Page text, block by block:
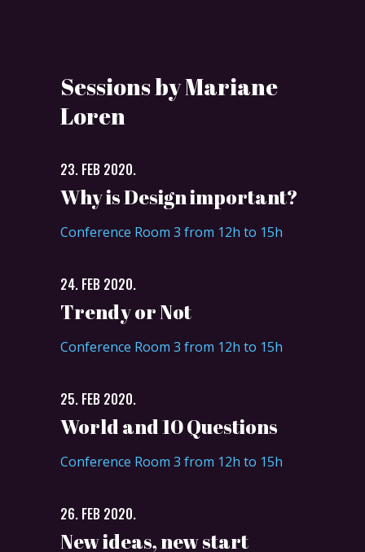
Sessions by Mariane
Loren
23. FEB 2020.
Why is Design important?
Conference Room 3 from 12h to 15h
24. FEB 2020.
Trendy or Not
Conference Room 3 from 12h to 15h
25. FEB 2020.
World and 10 Questions
Conference Room 3 from 12h to 15h
26. FEB 2020.
New ideas, new start